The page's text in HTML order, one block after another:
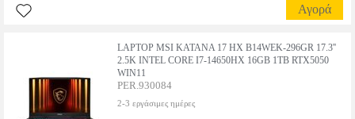
Αγορά
LAPTOP MSI KATANA 17 HX B14WEK-296GR 17.3''
2.5K INTEL CORE I7-14650HX 16GB 1TB RTX5050
WIN11
PER.930084
2-3 εργάσιμες ημέρες